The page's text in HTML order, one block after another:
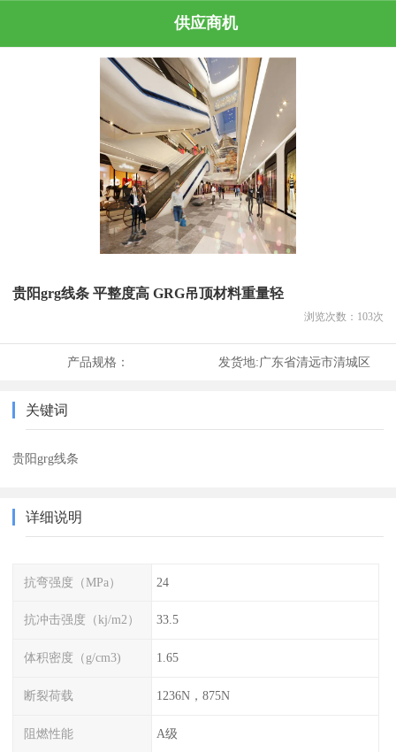
供应商机
贵阳grg线条 平整度高 GRG吊顶材料重量轻
浏览次数： 103次
产品规格： 发货地:广东省清远市清城区
关键词
贵阳grg线条
详细说明
抗弯强度（MPa） 24
抗冲击强度（kj/m2） 33.5
体积密度（g/cm3) 1.65
断裂荷载 1236N，875N
阻燃性能 A级